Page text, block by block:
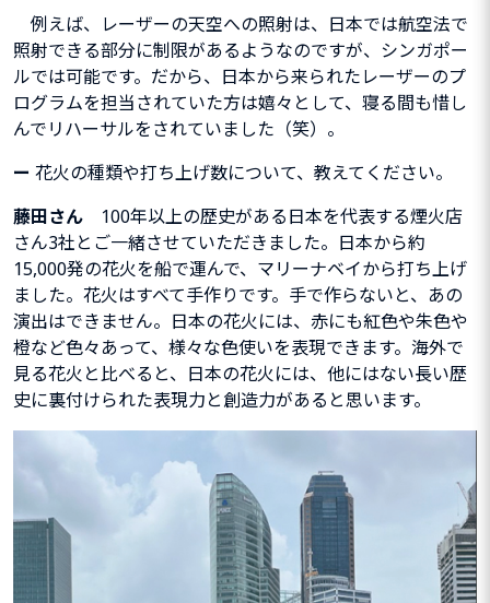
例えば、レーザーの天空への照射は、日本では航空法で
照射できる部分に制限があるようなのですが、 シンガポー
ルでは可能です。 だから、日本から来られたレーザーのプ
ログラムを担当されていた方は嬉々として、寝る間も惜し
んでリハーサルをされていました（笑）。
ー 花火の種類や打ち上げ数について、教えてください。
藤田さん
100年以上の歴史がある日本を代表する煙火店
さん3社とご一緒させていただきました。日本から約
15,000発の花火を船で運んで、マリーナベイから打ち上げ
ました。花火はすべて手作りです。 手で作らないと、あの
演出はできません。日本の花火には、赤にも紅色や朱色や
橙など色々あって、様々な色使いを表現できます。 海外で
見る花火と比べると、日本の花火には、他にはない長い歴
史に裏付けられた表現力と創造力があると思います。